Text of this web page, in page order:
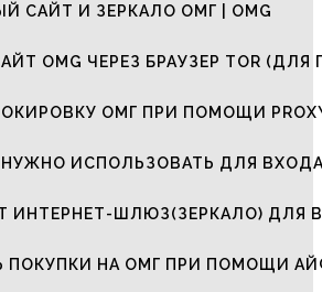
САЙТ И ЗЕРКАЛО ОМГ | OMG
OMG ЧЕРЕЗ БРАУЗЕР TOR (ДЛЯ
ОМГ ПРИ ПОМОЩИ
НУЖНО ИСПОЛЬЗОВАТЬ ДЛЯ
ИНТЕРНЕТ-ШЛЮЗ(ЗЕРКАЛО) ДЛЯ
ПОКУПКИ НА ОМГ ПРИ ПОМОЩИ